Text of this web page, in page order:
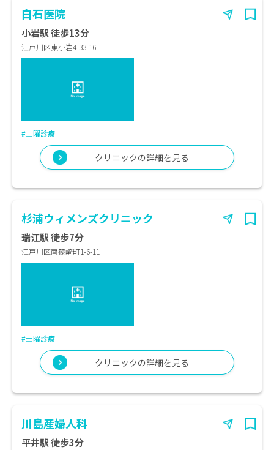
白石医院
小岩駅 徒歩13分
江戸川区東小岩4-33-16
#土曜診療
クリニックの詳細を見る
杉浦ウィメンズクリニック
瑞江駅 徒歩7分
江戸川区南篠崎町1-6-11
#土曜診療
クリニックの詳細を見る
川島産婦人科
平井駅 徒歩3分